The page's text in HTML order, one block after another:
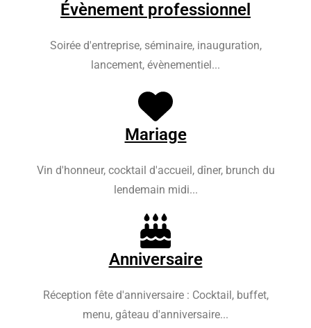
Évènement professionnel
Soirée d'entreprise, séminaire, inauguration,
lancement, évènementiel...
Mariage
Vin d'honneur, cocktail d'accueil, dîner, brunch du
lendemain midi...
Anniversaire
Réception fête d'anniversaire : Cocktail, buffet,
menu, gâteau d'anniversaire...